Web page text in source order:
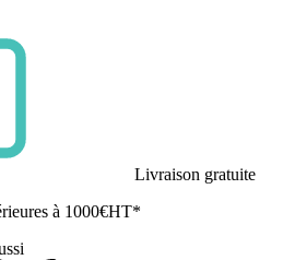
Livraison gratuite
à 1000€HT*